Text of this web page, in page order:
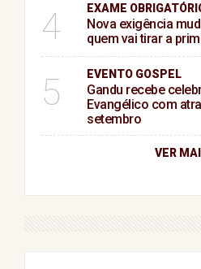
4 EXAME
Nova exigência
quem vai tirar a
5 EVENTO GOSPEL
Gandu recebe
Evangélico com
setembro
VER